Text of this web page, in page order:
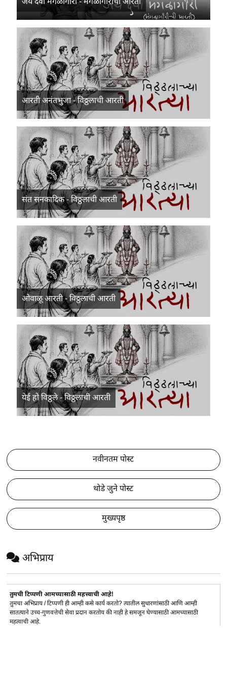
आरती अनंतभुजा - विठ्ठलाची आरती
संत सनकादिक - विठ्ठलाची आरती
ओवाळू आरती - विठ्ठलाची आरती
येई हो विठ्ठले - विठ्ठलाची आरती
नवीनतम पोस्ट
थोडे जुने पोस्ट
मुख्यपृष्ठ
अभिप्राय
तुमची टिप्पणी आमच्यासाठी महत्त्वाची आहे!
तुमचा अभिप्राय / टिप्पणी ही आम्ही कसे कार्य करतो? त्यातील सुधारणांसाठी आणि आम्ही
सातत्याने उच्च-गुणवत्तेची सेवा प्रदान करतोय की नाही हे समजून घेण्यासाठी आमच्यासाठी
महत्वाची आहे.